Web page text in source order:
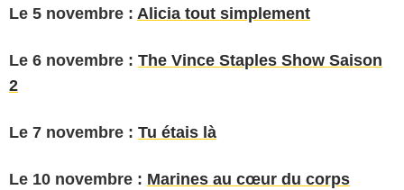
Le 5 novembre : Alicia tout simplement
Le 6 novembre : The Vince Staples Show Saison
2
Le 7 novembre : Tu étais là
Le 10 novembre : Marines au cœur du corps